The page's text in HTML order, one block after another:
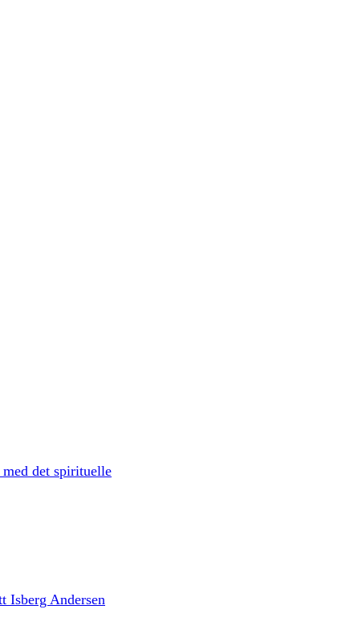
det spirituelle
Isberg Andersen